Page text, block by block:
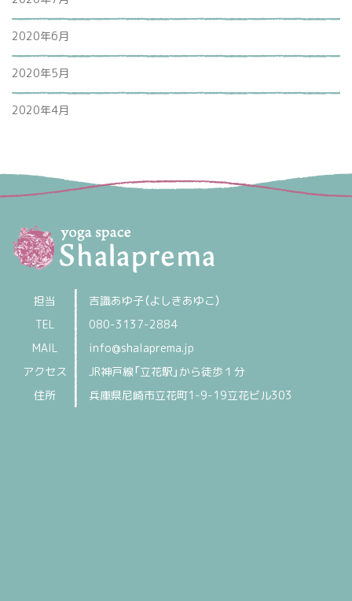
2020年6月
2020年5月
2020年4月
担当
吉識あゆ子（よしきあゆこ）
TEL
080-3137-2884
MAIL
info@shalaprema.jp
アクセス
JR神戸線「立花駅」から徒歩１分
住所
兵庫県尼崎市立花町1-9-19立花ビル303